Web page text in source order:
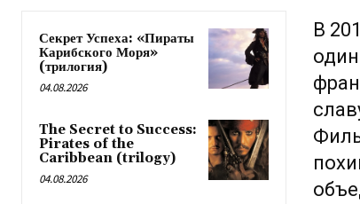
Секрет Успеха: «Пираты
Карибского Моря»
(трилогия)
04.08.2026
The Secret to Success:
Pirates of the
Caribbean (trilogy)
04.08.2026
В